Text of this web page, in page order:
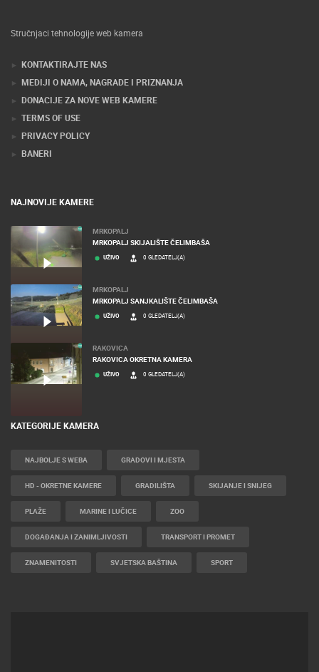
Stručnjaci tehnologije web kamera
KONTAKTIRAJTE NAS
MEDIJI O NAMA, NAGRADE I PRIZNANJA
DONACIJE ZA NOVE WEB KAMERE
TERMS OF USE
PRIVACY POLICY
BANERI
NAJNOVIJE KAMERE
MRKOPALJ
MRKOPALJ SKIJALIŠTE ČELIMBAŠA
UŽIVO 0 GLEDATELJ(A)
MRKOPALJ
MRKOPALJ SANJKALIŠTE ČELIMBAŠA
UŽIVO 0 GLEDATELJ(A)
RAKOVICA
RAKOVICA OKRETNA KAMERA
UŽIVO 0 GLEDATELJ(A)
KATEGORIJE KAMERA
NAJBOLJE S WEBA GRADOVI I MJESTA
HD - OKRETNE KAMERE GRADILIŠTA SKIJANJE I SNIJEG
PLAŽE MARINE I LUČICE ZOO
DOGAĐANJA I ZANIMLJIVOSTI TRANSPORT I PROMET
ZNAMENITOSTI SVJETSKA BAŠTINA SPORT